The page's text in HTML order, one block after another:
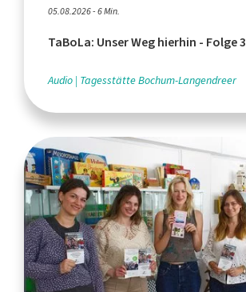
05.08.2026 - 6 Min.
TaBoLa: Unser Weg hierhin - Folge 3
Audio Tagesstätte Bochum-Langendreer